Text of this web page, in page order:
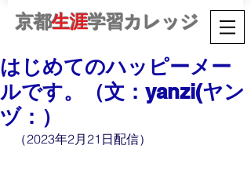
京都生涯学習カレッジ
はじめてのハッピーメー
ルです。（文：yanzi(ヤン
ヅ：）
（2023年2月21日配信）